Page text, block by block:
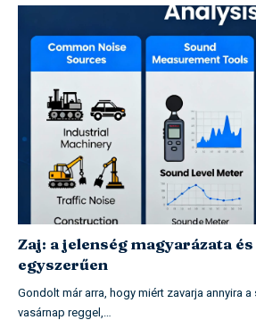
Zaj: a jelenség magyarázata
egyszerűen
Gondolt már arra, hogy miért zavarja annyira
vasárnap reggel,…